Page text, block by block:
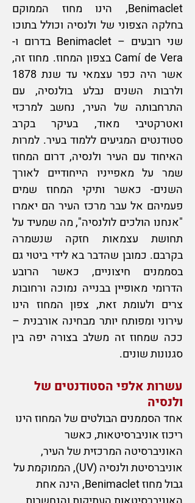
Benimaclet, הינו מחוז הממוקם
בחלקה הצפוני של ולנסיה וכולל בתוכו
שני רובעים – Benimaclet בדרום ו-
Camí de Vera בצפון המחוז. מחוז זה,
אשר היה כפר עצמאי עד שנת 1878
ולרבות השנים נבלע בולנסיה, עם
התרחבותה של העיר, נחשב למרכזי
ואטרקטיבי מאוד, בעיקר בקרב
סטודנטים המגיעים ללמוד בעיר. למרות
האיחוד עם העיר ולנסיה, דרום המחוז
שמר על מאפייניו הייחודיים לאורך
השנים- כאשר ותיקי המחוז שמים
פעמיהם אל עבר מרכז העיר הם יאמרו
"אנחנו הולכים לולנסיה", מה שמעיד על
תחושת עצמאות חזקה שנשמרה
בקרבם. כמובן שהדבר בא לידי ביטוי גם
בסממנים חיצוניים, כאשר הרובע
הדרומי מאופיין בבנייה נמוכה ורחובות
צרים ולעומת זאת, צפון המחוז הינו
עירוני ומפותח יותר מבחינה אורבנית –
ככה שמחוז זה משלב בצורה יפה בין
סגנונות שונים.
עשרות אלפי הסטודנטים של
ולנסיה
אחד הסממנים הבולטים של המחוז הינו
ריכוז אוניברסיטאות, כאשר
האוניברסיטה המרכזית של העיר,
אוניברסיטת ולנסיה (UV), הממוקמת על
גבול מחוז Benimaclet, הינה אחת